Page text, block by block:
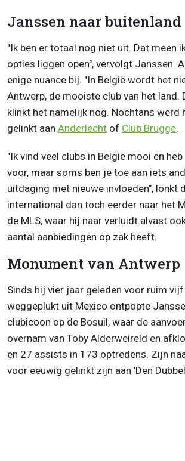
Janssen naar buitenland
"Ik ben er totaal nog niet uit. Dat meen
opties liggen open", vervolgt Janssen.
enige nuance bij. "In België wordt het
Antwerp, de mooiste club van het land.
klinkt het namelijk nog. Nochtans werd
gelinkt aan Anderlecht of Club Brugge.
"Ik vind veel clubs in België mooi en
voor, maar soms ben je toe aan iets
uitdaging met nieuwe invloeden", lonkt
international dan toch eerder naar het
de MLS, waar hij naar verluidt alvast
aantal aanbiedingen op zak heeft.
Monument van Antwerp
Sinds hij vier jaar geleden voor ruim
weggeplukt uit Mexico ontpopte
clubicoon op de Bosuil, waar de
overnam van Toby Alderweireld en
en 27 assists in 173 optredens. Zijn
voor eeuwig gelinkt zijn aan 'Den